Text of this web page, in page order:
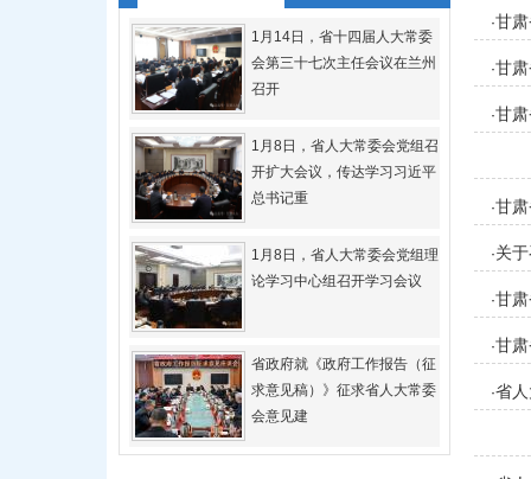
1月14日，省十四届人大常委
会第三十七次主任会议在兰州
召开
1月8日，省人大常委会党组召
开扩大会议，传达学习习近平
总书记重
1月8日，省人大常委会党组理
论学习中心组召开学习会议
省政府就《政府工作报告（征
求意见稿）》征求省人大常委
会意见建
·甘
·甘
·甘
·甘
·关
·甘
·甘
·省